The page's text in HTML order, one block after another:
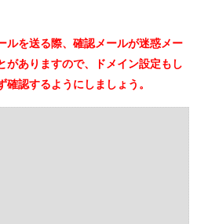
を送る際、確認メールが迷惑メー
がありますので、ドメイン設定もし
認するようにしましょう。